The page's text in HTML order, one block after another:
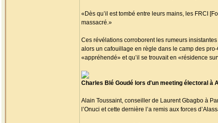
«Dès qu’il est tombé entre leurs mains, les FRCI
massacré.»
Ces révélations corroborent les rumeurs
alors un cafouillage en règle dans le camp des
«appréhendé» et qu’il se trouvait en «résidence
Charles Blé Goudé lors d'un meeting électoral à
Alain Toussaint, conseiller de Laurent Gbagbo à
l’Onuci et cette dernière l’a remis aux forces